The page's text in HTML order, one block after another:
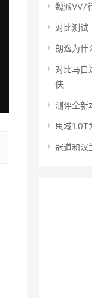
魏派VV7
对比测试
朗逸为什
对比马自
侠
测评全新
思域1.0T
冠道和汉